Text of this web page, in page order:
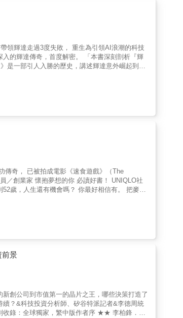
是一部引人入勝的歷史，講述輝達意外崛起到立
司之一，市值3.5兆美元（繼蘋果後第二家市值
化，如何推動本世紀最驚人的成功―― 【這樣的
，連打工端咖啡都要拼第一。奧勒岡州立大學
128，到以「GPU」之名重新定義顯卡。輝達
CEO，篤信「我們不瓜分市占率，我們創造市
改寫輝達的命運。 當AI人工智慧在2020年代初
與缺陷，或找出優化方案，阻絕其他AI晶片供應
達企業文化與精神的根基：「比光速更快」的
，若想成功，就得先承受足夠的痛苦磨難，足以
輝達的報導成千上萬，著名科技作家金泰首次說
資人、早期前員工和現任高階主管，展示了輝達
遠甩在身後。結合了精彩的內幕和洞見、對輝達
技巨頭，本書為迄今為止最為系統介紹輝達發
晶片霸主到踏上AI浪潮之顛。想了解輝達、學習
黃仁勳管理輝達31年，是科技業在任時間最長
了組織層級過多的溝通不良（同一時間佈達重要
在黃仁勳身上看到「輝達之道」。 3.一部輝達視
出同時間的晶片巨頭英特爾、3dfx、SGI視算科
必讀。 4. 勵志、熱血、永不服輸
片業各路英雄躍然紙上，如此鮮活。酣暢淋漓
結輝達之道與黃仁勳管理哲學、金句 書結尾總結
價的一課。 ◎專業推薦 摩根．豪
作者在書中詳述自己的人
、培養供應商和加盟業者、組織擴大的挑戰、競
前景
創公司到市值第一的晶片之王，哪些決策打造了
？&科技投資分析師、矽谷特派記者&李德周統
錄：全球獨家，繁中版作者序 ★★ 李柏鋒．林